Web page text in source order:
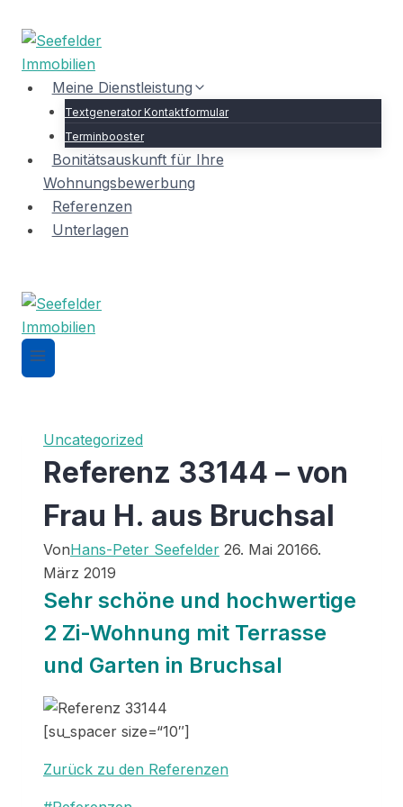
Inhalt
springen
Meine Dienstleistung
Textgenerator Kontaktformular
Terminbooster
Bonitätsauskunft für Ihre
Wohnungsbewerbung
Referenzen
Unterlagen
Uncategorized
Referenz 33144 – von
Frau H. aus Bruchsal
VonHans-Peter Seefelder 26. Mai 20166.
März 2019
Sehr schöne und hochwertige
2 Zi-Wohnung mit Terrasse
und Garten in Bruchsal
[su_spacer size=“10″]
Zurück zu den Referenzen